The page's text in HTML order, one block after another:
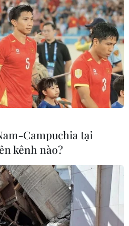
Nam
tay xử lý nhà thầu chậm tiến
La Sơn
Mỹ An-Cao Lãnh tăng tốc
5 tháng
HỘI NGHỊ TRUNG
KHÓA XIV
Việt Nam trở thành quốc
về tư duy phát triển kinh tế
ngoài
Campuchia tại
kênh nào?